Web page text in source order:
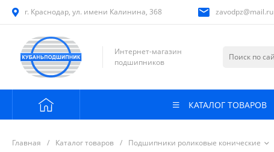
г. Краснодар, ул. имени Калинина, 368 zavodpz@mail.ru
Интернет-магазин
подшипников
КАТАЛОГ ТОВАРОВ
Главная / Каталог товаров / Подшипники роликовые конические